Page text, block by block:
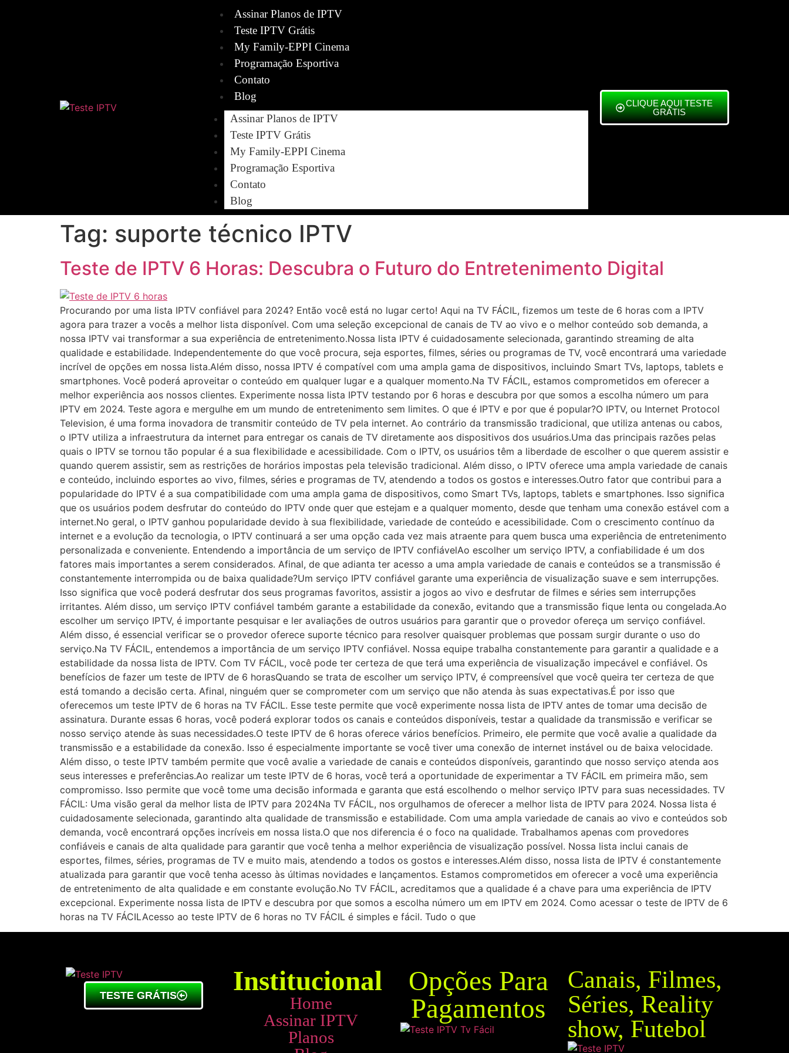
Assinar Planos de IPTV
Teste IPTV Grátis
My Family-EPPI Cinema
Programação Esportiva
Contato
Blog
Assinar Planos de IPTV
Teste IPTV Grátis
My Family-EPPI Cinema
Programação Esportiva
Contato
Blog
CLIQUE AQUI TESTE
GRÁTIS
Tag: suporte técnico IPTV
Teste de IPTV 6 Horas: Descubra o Futuro do Entretenimento Digital
Procurando por uma lista IPTV confiável para 2024? Então você está no lugar certo! Aqui na TV FÁCIL, fizemos um teste de 6 horas com a IPTV
agora para trazer a vocês a melhor lista disponível. Com uma seleção excepcional de canais de TV ao vivo e o melhor conteúdo sob demanda, a
nossa IPTV vai transformar a sua experiência de entretenimento.Nossa lista IPTV é cuidadosamente selecionada, garantindo streaming de alta
qualidade e estabilidade. Independentemente do que você procura, seja esportes, filmes, séries ou programas de TV, você encontrará uma variedade
incrível de opções em nossa lista.Além disso, nossa IPTV é compatível com uma ampla gama de dispositivos, incluindo Smart TVs, laptops, tablets e
smartphones. Você poderá aproveitar o conteúdo em qualquer lugar e a qualquer momento.Na TV FÁCIL, estamos comprometidos em oferecer a
melhor experiência aos nossos clientes. Experimente nossa lista IPTV testando por 6 horas e descubra por que somos a escolha número um para
IPTV em 2024. Teste agora e mergulhe em um mundo de entretenimento sem limites. O que é IPTV e por que é popular?O IPTV, ou Internet Protocol
Television, é uma forma inovadora de transmitir conteúdo de TV pela internet. Ao contrário da transmissão tradicional, que utiliza antenas ou cabos,
o IPTV utiliza a infraestrutura da internet para entregar os canais de TV diretamente aos dispositivos dos usuários.Uma das principais razões pelas
quais o IPTV se tornou tão popular é a sua flexibilidade e acessibilidade. Com o IPTV, os usuários têm a liberdade de escolher o que querem assistir e
quando querem assistir, sem as restrições de horários impostas pela televisão tradicional. Além disso, o IPTV oferece uma ampla variedade de canais
e conteúdo, incluindo esportes ao vivo, filmes, séries e programas de TV, atendendo a todos os gostos e interesses.Outro fator que contribui para a
popularidade do IPTV é a sua compatibilidade com uma ampla gama de dispositivos, como Smart TVs, laptops, tablets e smartphones. Isso significa
que os usuários podem desfrutar do conteúdo do IPTV onde quer que estejam e a qualquer momento, desde que tenham uma conexão estável com a
internet.No geral, o IPTV ganhou popularidade devido à sua flexibilidade, variedade de conteúdo e acessibilidade. Com o crescimento contínuo da
internet e a evolução da tecnologia, o IPTV continuará a ser uma opção cada vez mais atraente para quem busca uma experiência de entretenimento
personalizada e conveniente. Entendendo a importância de um serviço de IPTV confiávelAo escolher um serviço IPTV, a confiabilidade é um dos
fatores mais importantes a serem considerados. Afinal, de que adianta ter acesso a uma ampla variedade de canais e conteúdos se a transmissão é
constantemente interrompida ou de baixa qualidade?Um serviço IPTV confiável garante uma experiência de visualização suave e sem interrupções.
Isso significa que você poderá desfrutar dos seus programas favoritos, assistir a jogos ao vivo e desfrutar de filmes e séries sem interrupções
irritantes. Além disso, um serviço IPTV confiável também garante a estabilidade da conexão, evitando que a transmissão fique lenta ou congelada.Ao
escolher um serviço IPTV, é importante pesquisar e ler avaliações de outros usuários para garantir que o provedor ofereça um serviço confiável.
Além disso, é essencial verificar se o provedor oferece suporte técnico para resolver quaisquer problemas que possam surgir durante o uso do
serviço.Na TV FÁCIL, entendemos a importância de um serviço IPTV confiável. Nossa equipe trabalha constantemente para garantir a qualidade e a
estabilidade da nossa lista de IPTV. Com TV FÁCIL, você pode ter certeza de que terá uma experiência de visualização impecável e confiável. Os
benefícios de fazer um teste de IPTV de 6 horasQuando se trata de escolher um serviço IPTV, é compreensível que você queira ter certeza de que
está tomando a decisão certa. Afinal, ninguém quer se comprometer com um serviço que não atenda às suas expectativas.É por isso que
oferecemos um teste IPTV de 6 horas na TV FÁCIL. Esse teste permite que você experimente nossa lista de IPTV antes de tomar uma decisão de
assinatura. Durante essas 6 horas, você poderá explorar todos os canais e conteúdos disponíveis, testar a qualidade da transmissão e verificar se
nosso serviço atende às suas necessidades.O teste IPTV de 6 horas oferece vários benefícios. Primeiro, ele permite que você avalie a qualidade da
transmissão e a estabilidade da conexão. Isso é especialmente importante se você tiver uma conexão de internet instável ou de baixa velocidade.
Além disso, o teste IPTV também permite que você avalie a variedade de canais e conteúdos disponíveis, garantindo que nosso serviço atenda aos
seus interesses e preferências.Ao realizar um teste IPTV de 6 horas, você terá a oportunidade de experimentar a TV FÁCIL em primeira mão, sem
compromisso. Isso permite que você tome uma decisão informada e garanta que está escolhendo o melhor serviço IPTV para suas necessidades. TV
FÁCIL: Uma visão geral da melhor lista de IPTV para 2024Na TV FÁCIL, nos orgulhamos de oferecer a melhor lista de IPTV para 2024. Nossa lista é
cuidadosamente selecionada, garantindo alta qualidade de transmissão e estabilidade. Com uma ampla variedade de canais ao vivo e conteúdos sob
demanda, você encontrará opções incríveis em nossa lista.O que nos diferencia é o foco na qualidade. Trabalhamos apenas com provedores
confiáveis e canais de alta qualidade para garantir que você tenha a melhor experiência de visualização possível. Nossa lista inclui canais de
esportes, filmes, séries, programas de TV e muito mais, atendendo a todos os gostos e interesses.Além disso, nossa lista de IPTV é constantemente
atualizada para garantir que você tenha acesso às últimas novidades e lançamentos. Estamos comprometidos em oferecer a você uma experiência
de entretenimento de alta qualidade e em constante evolução.No TV FÁCIL, acreditamos que a qualidade é a chave para uma experiência de IPTV
excepcional. Experimente nossa lista de IPTV e descubra por que somos a escolha número um em IPTV em 2024. Como acessar o teste de IPTV de 6
horas na TV FÁCILAcesso ao teste IPTV de 6 horas no TV FÁCIL é simples e fácil. Tudo o que
TESTE GRÁTIS Institucional
Home
Assinar IPTV
Planos
Opções Para
Pagamentos
Canais, Filmes,
Séries, Reality
show, Futebol